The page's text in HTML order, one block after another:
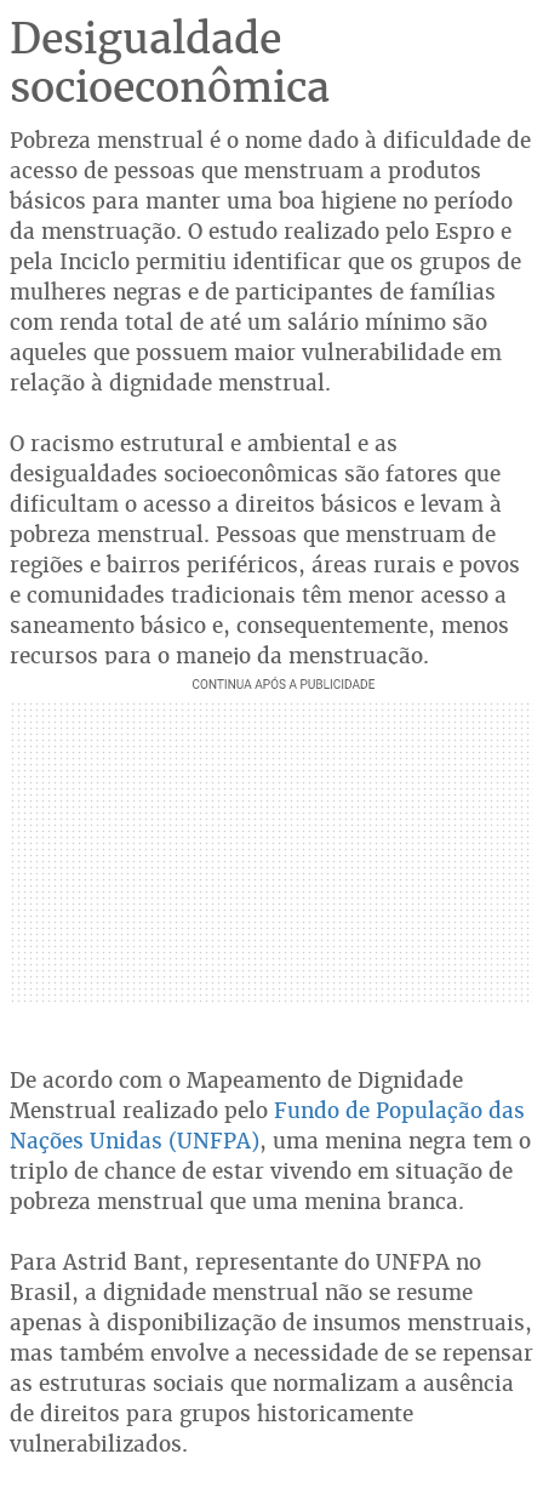
Desigualdade
socioeconômica
Pobreza menstrual é o nome dado à dificuldade de
acesso de pessoas que menstruam a produtos
básicos para manter uma boa higiene no período
da menstruação. O estudo realizado pelo Espro e
pela Inciclo permitiu identificar que os grupos de
mulheres negras e de participantes de famílias
com renda total de até um salário mínimo são
aqueles que possuem maior vulnerabilidade em
relação à dignidade menstrual.
O racismo estrutural e ambiental e as
desigualdades socioeconômicas são fatores que
dificultam o acesso a direitos básicos e levam à
pobreza menstrual. Pessoas que menstruam de
regiões e bairros periféricos, áreas rurais e povos
e comunidades tradicionais têm menor acesso a
saneamento básico e, consequentemente, menos
recursos para o manejo da menstruação.
De acordo com o Mapeamento de Dignidade
Menstrual realizado pelo Fundo de População das
Nações Unidas (UNFPA), uma menina negra tem o
triplo de chance de estar vivendo em situação de
pobreza menstrual que uma menina branca.
Para Astrid Bant, representante do UNFPA no
Brasil, a dignidade menstrual não se resume
apenas à disponibilização de insumos menstruais,
mas também envolve a necessidade de se repensar
as estruturas sociais que normalizam a ausência
de direitos para grupos historicamente
vulnerabilizados.